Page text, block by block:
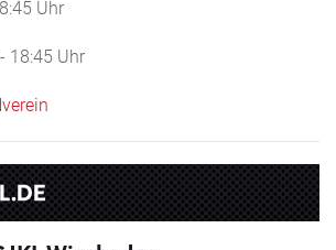
Uhr
18:45 Uhr